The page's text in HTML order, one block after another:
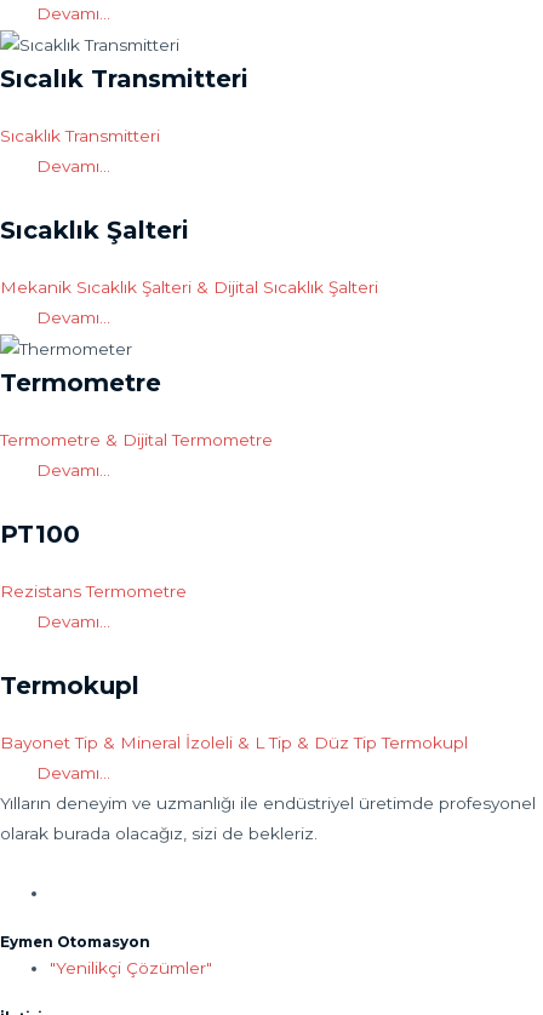
Devamı...
Sıcalık Transmitteri
Sıcaklık Transmitteri
Devamı...
Sıcaklık Şalteri
Mekanik Sıcaklık Şalteri & Dijital Sıcaklık Şalteri
Devamı...
Termometre
Termometre & Dijital Termometre
Devamı...
PT100
Rezistans Termometre
Devamı...
Termokupl
Bayonet Tip & Mineral İzoleli & L Tip & Düz Tip Termokupl
Devamı...
Yılların deneyim ve uzmanlığı ile endüstriyel üretimde profesyonel
olarak burada olacağız, sizi de bekleriz.
Eymen Otomasyon
"Yenilikçi Çözümler"